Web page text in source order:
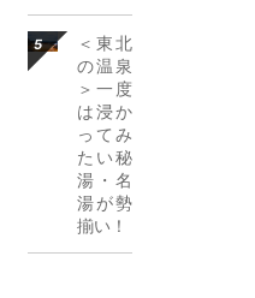
＜東北
の温泉
＞一度
は浸か
ってみ
たい秘
湯・名
湯が勢
揃い！
詳細はこち
ら